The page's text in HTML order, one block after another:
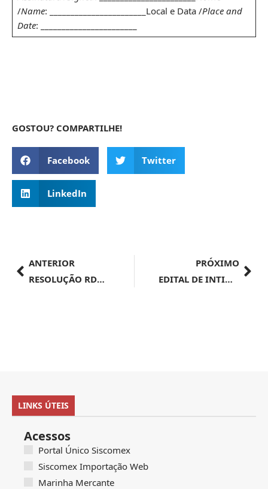
/Name: _______________________Local e Data /Place and
Date: _______________________
GOSTOU? COMPARTILHE!
Facebook Twitter
LinkedIn
ANTERIOR
RESOLUÇÃO RDC Nº 903, DE 6 DE SETEMBRO DE 2024
PRÓXIMO
EDITAL DE INTIMAÇÃO Nº 77, DE 5 DE SETEMBRO DE 2024
LINKS ÚTEIS
Acessos
Portal Único Siscomex
Siscomex Importação Web
Marinha Mercante